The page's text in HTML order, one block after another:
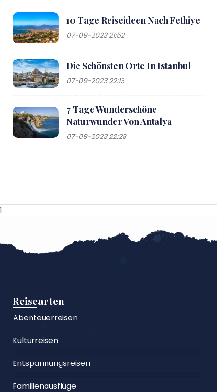
10 Tage Reiseideen Nach Fethiye
07-09-2023 21:52
Die Schönsten Orte In Istanbul
07-09-2023 22:13
7 Tage Wunderschöne
Naturwunder Von Antalya
07-09-2023 22:28
1
Reisearten
Abenteuerreisen
Kulturreisen
Entspannungsreisen
Familienausflüge